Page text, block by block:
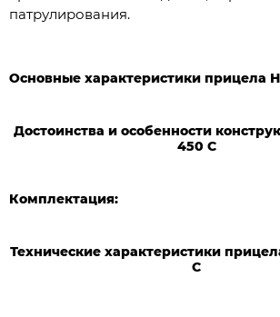
патрулирования.
Основные характеристики прицела
Достоинства и особенности
450 C
Комплектация:
Технические характеристики
C